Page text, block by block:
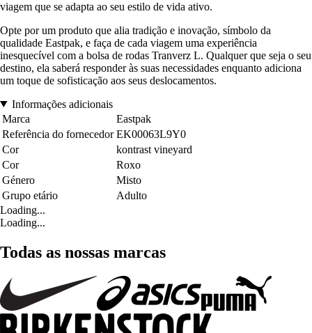
viagem que se adapta ao seu estilo de vida ativo.
Opte por um produto que alia tradição e inovação, símbolo da
qualidade Eastpak, e faça de cada viagem uma experiência
inesquecível com a bolsa de rodas Tranverz L. Qualquer que seja o seu
destino, ela saberá responder às suas necessidades enquanto adiciona
um toque de sofisticação aos seus deslocamentos.
Informações adicionais
Marca
Eastpak
Referência do fornecedor EK00063L9Y0
Cor
kontrast vineyard
Cor
Roxo
Género
Misto
Grupo etário
Adulto
Loading...
Loading...
Todas as nossas marcas